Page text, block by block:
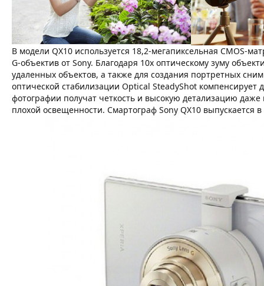
В модели QX10 используется 18,2-мегапиксельная CMOS-
G-объектив от Sony. Благодаря 10х оптическому зуму
удаленных объектов, а также для создания портретных
оптической стабилизации Optical SteadyShot
фотографии получат четкость и высокую детализацию даже
плохой освещенности. Смартограф Sony QX10 выпускается